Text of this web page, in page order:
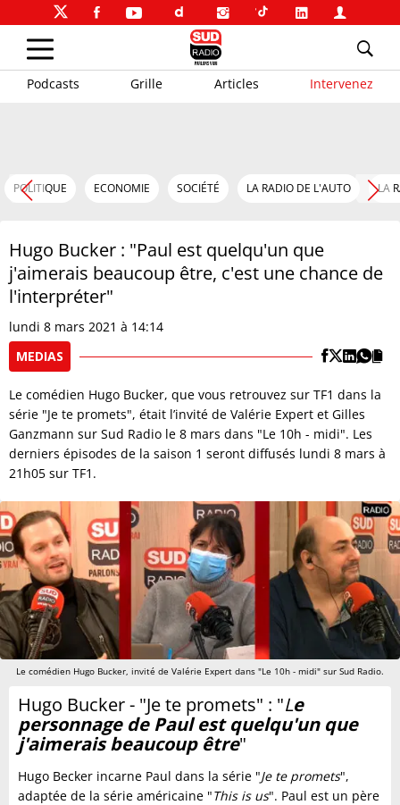
Podcasts Grille Articles Intervenez
POLITIQUE ECONOMIE SOCIÉTÉ LA RADIO DE L'AUTO LA
Hugo Bucker : "Paul est quelqu'un que
j'aimerais beaucoup être, c'est une chance de
l'interpréter"
lundi 8 mars 2021 à 14:14
MEDIAS
Le comédien Hugo Bucker, que vous retrouvez sur TF1 dans la
série "Je te promets", était l’invité de Valérie Expert et Gilles
Ganzmann sur Sud Radio le 8 mars dans "Le 10h - midi". Les
derniers épisodes de la saison 1 seront diffusés lundi 8 mars à
21h05 sur TF1.
Le comédien Hugo Bucker, invité de Valérie Expert dans "Le 10h - midi" sur Sud Radio.
Hugo Bucker - "Je te promets" : "Le
personnage de Paul est quelqu'un que
j'aimerais beaucoup être"
Hugo Becker incarne Paul dans la série "Je te promets",
adaptée de la série américaine "This is us". Paul est un père